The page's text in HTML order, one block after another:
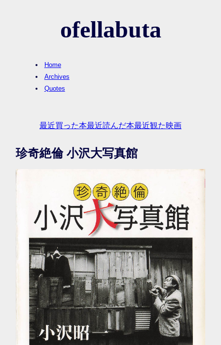
ofellabuta
Home
Archives
Quotes
最近買った本最近読んだ本最近観た映画
珍奇絶倫 小沢大写真館